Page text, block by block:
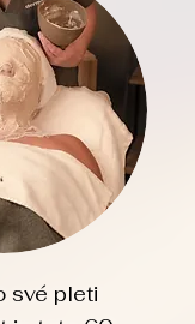
své pleti